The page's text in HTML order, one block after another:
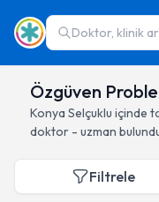
Doktor, klinik
Özgüven
Konya Selçuklu içinde
doktor - uzman
Filtrele